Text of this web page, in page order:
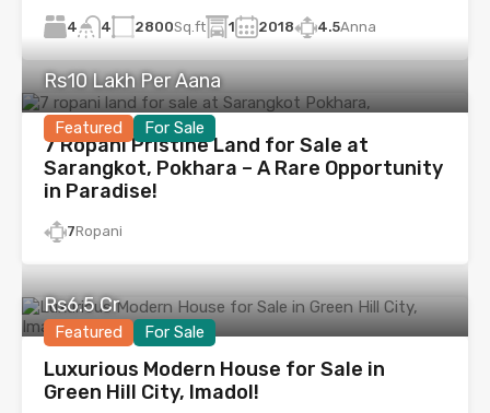
4 4 2800Sq.ft 1 2018 4.5Anna
Featured For Sale
Rs10 Lakh Per Aana
7 Ropani Pristine Land for Sale at
Sarangkot, Pokhara – A Rare Opportunity
in Paradise!
7Ropani
Featured For Sale
Rs6.5 Cr
Luxurious Modern House for Sale in
Green Hill City, Imadol!